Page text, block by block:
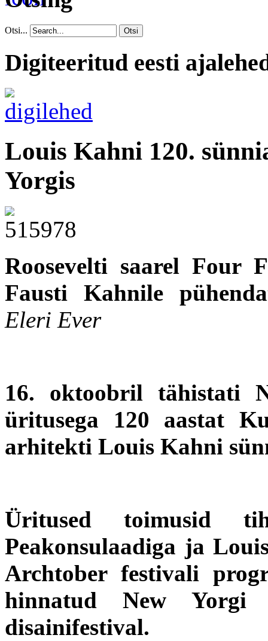
Otsi... Otsi
Digiteeritud eesti
Louis Kahni 120.
Yorgis
Roosevelti saarel Four
Fausti Kahnile
Eleri Ever
16. oktoobril tähistati
üritusega 120 aastat
arhitekti Louis Kahni
Üritused toimusid
Peakonsulaadiga ja
Archtober festivali
hinnatud New Yorgi
disainifestival.